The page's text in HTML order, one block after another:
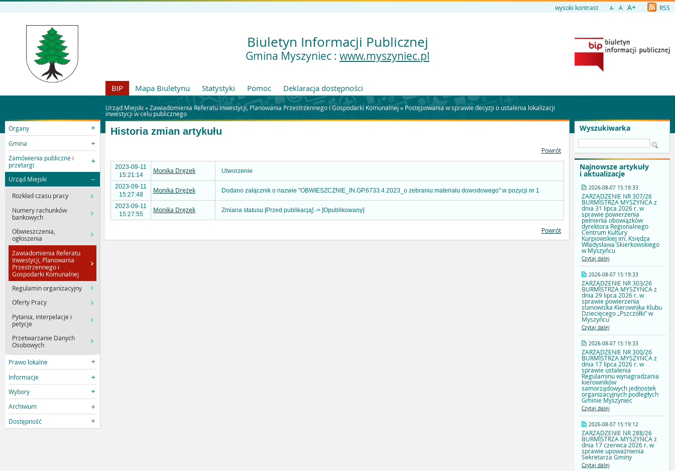
wysoki kontrast A- A A+ RSS
Biuletyn Informacji Publicznej
Gmina Myszyniec : www.myszyniec.pl
BIP Mapa Biuletynu Statystyki Pomoc Deklaracja dostępności
Urząd Miejski »Zawiadomienia Referatu Inwestycji, Planowania Przestrzennego i Gospodarki Komunalnej » Postępowania w sprawie decyzji o ustalenia lokalizacji
inwestycji w celu publicznego
Organy
Gmina
Zamówienia publiczne i
przetargi
Urząd Miejski
Rozkład czasu pracy
Numery rachunków
bankowych
Obwieszczenia,
ogłoszenia
Zawiadomienia Referatu
Inwestycji, Planowania
Przestrzennego i
Gospodarki Komunalnej
Regulamin organizacyjny
Oferty Pracy
Pytania, interpelacje i
petycje
Przetwarzanie Danych
Osobowych
Prawo lokalne
Informacje
Wybory
Archiwum
Dostępność
Wyszukiwarka
Najnowsze artykuły
i aktualizacje
2026-08-07 15:19:33
ZARZĄDZENIE NR 307/26
BURMISTRZA MYSZYŃCA z
dnia 31 lipca 2026 r. w
sprawie powierzenia
pełnienia obowiązków
dyrektora Regionalnego
Centrum Kultury
Kurpiowskiej im. Księdza
Władysława Skierkowskiego
w Myszyńcu
Czytaj dalej
2026-08-07 15:19:33
ZARZĄDZENIE NR 303/26
BURMISTRZA MYSZYŃCA z
dnia 29 lipca 2026 r. w
sprawie powierzenia
stanowiska Kierownika Klubu
Dziecięcego „Pszczółki” w
Myszyńcu
Czytaj dalej
2026-08-07 15:19:33
ZARZĄDZENIE NR 300/26
BURMISTRZA MYSZYŃCA z
dnia 17 lipca 2026 r. w
sprawie ustalenia
Regulaminu wynagradzania
kierowników
samorządowych jednostek
organizacyjnych podległych
Gminie Myszyniec
Czytaj dalej
2026-08-07 15:19:12
ZARZĄDZENIE NR 288/26
BURMISTRZA MYSZYŃCA z
dnia 17 czerwca 2026 r. w
sprawie upoważnienia
Sekretarza Gminy
Czytaj dalej
Historia zmian artykułu
Powrót
2023-09-11
15:21:14
Monika Drężek Utworzenie
2023-09-11
15:27:48
Monika Drężek Dodano załącznik o nazwie "OBWIESZCZNIE_IN.GP.6733.4.2023_o zebraniu materiału dowodowego" w pozycji nr 1
2023-09-11
15:27:55
Monika Drężek Zmiana statusu [Przed publikacją] -> [Opublikowany]
Powrót